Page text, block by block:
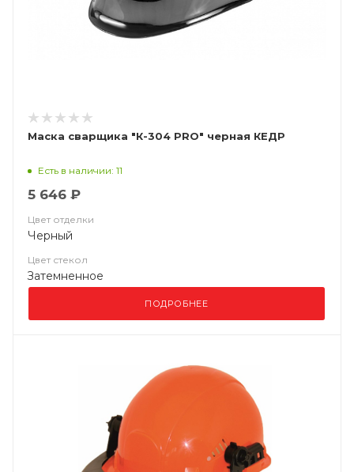
Маска сварщика "К-304 PRO" черная КЕДР
Есть в наличии: 11
5 646 ₽
Цвет отделки
Черный
Цвет стекол
Затемненное
ПОДРОБНЕЕ